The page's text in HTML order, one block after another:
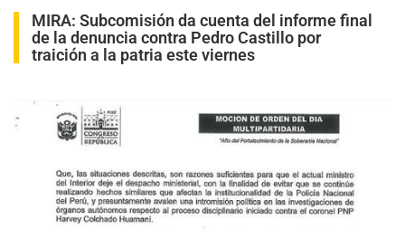
MIRA: Subcomisión da cuenta del informe final
de la denuncia contra Pedro Castillo por
traición a la patria este viernes